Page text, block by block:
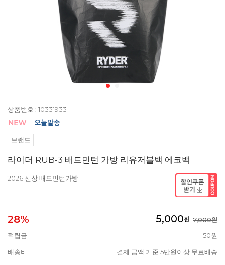
상품번호 : 10331933
브랜드
라이더 RUB-3 배드민턴 가방 리유저블백 에코백
2026 신상 배드민턴가방
28% 5,000원 7,000원
적립금
50원
배송비 결제 금액 기준 5만원이상 무료배송